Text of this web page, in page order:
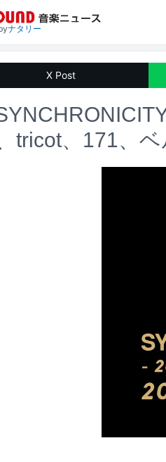
ナタリー
X Post
tricot、171、